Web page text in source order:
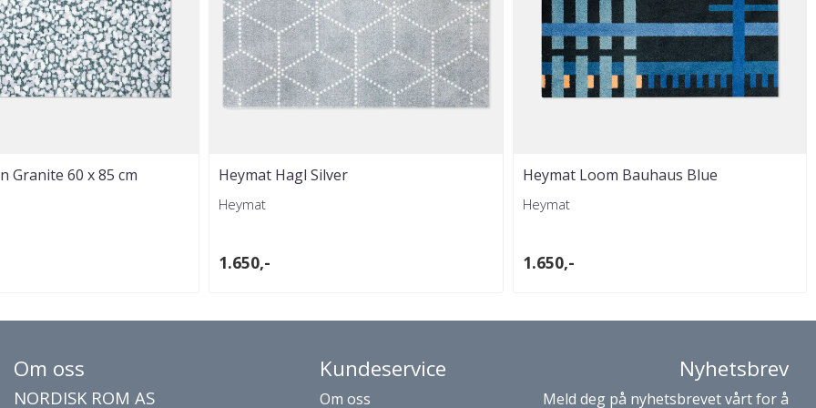
Granite 60 x 85 cm Heymat Hagl Silver
Heymat
1.650,-
Heymat Loom Bauhaus Blue
Heymat
1.650,-
Om oss
NORDISK ROM AS
Kundeservice
Om oss
Nyhetsbrev
Meld deg på nyhetsbrevet vårt for å